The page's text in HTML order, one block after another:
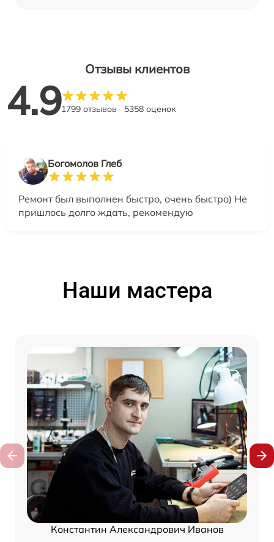
Отзывы клиентов
4.91799 отзывов 5358 оценок
Богомолов Глеб
Ремонт был выполнен быстро, очень быстро) Не
пришлось долго ждать, рекомендую
Наши мастера
Константин Александрович Иванов